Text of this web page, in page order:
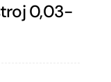
0,03-